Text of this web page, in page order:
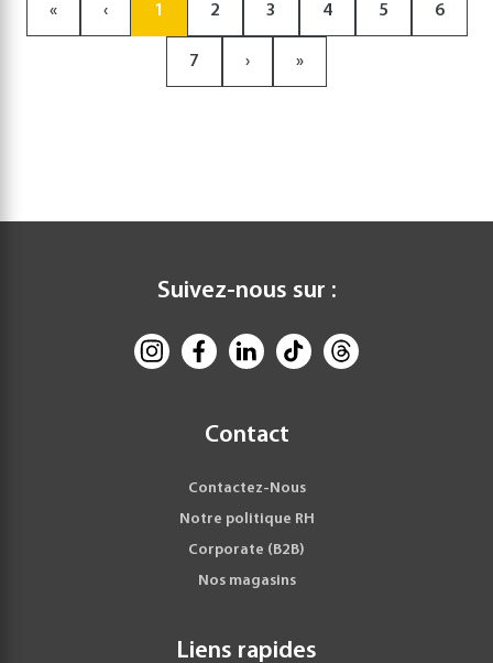
« ‹ 1 2 3 4 5 6
7 › »
Suivez-nous sur :
Contact
Contactez-Nous
Notre politique RH
Corporate (B2B)
Nos magasins
Liens rapides